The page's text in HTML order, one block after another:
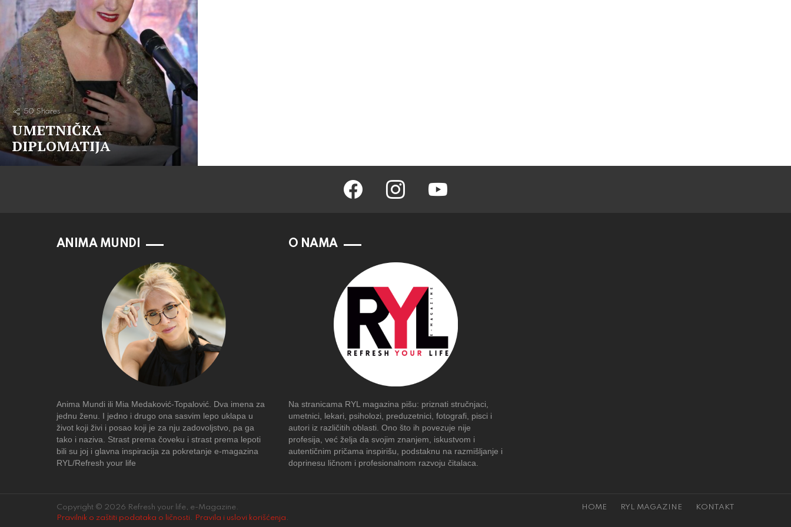
50 Shares
UMETNIČKA
DIPLOMATIJA
facebook instagram youtube
ANIMA MUNDI
Anima Mundi ili Mia Medaković-Topalović. Dva imena za
jednu ženu. I jedno i drugo ona sasvim lepo uklapa u
život koji živi i posao koji je za nju zadovoljstvo, pa ga
tako i naziva. Strast prema čoveku i strast prema lepoti
bili su joj i glavna inspiracija za pokretanje e-magazina
RYL/Refresh your life
O NAMA
Na stranicama RYL magazina pišu: priznati stručnjaci,
umetnici, lekari, psiholozi, preduzetnici, fotografi, pisci i
autori iz različitih oblasti. Ono što ih povezuje nije
profesija, već želja da svojim znanjem, iskustvom i
autentičnim pričama inspirišu, podstaknu na razmišljanje i
doprinesu ličnom i profesionalnom razvoju čitalaca.
Copyright © 2026 Refresh your life, e-Magazine.
Pravilnik o zaštiti podataka o ličnosti . Pravila i uslovi korišćenja .
HOME RYL MAGAZINE KONTAKT